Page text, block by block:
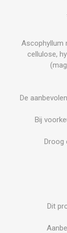
Ascophyllum
cellulose,
De
Bij
Droog
Dit